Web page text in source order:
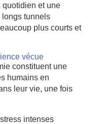
quotidien et une
tunnels
plus courts et
vécue
constituent une
humains en
leur vie, une fois
intenses